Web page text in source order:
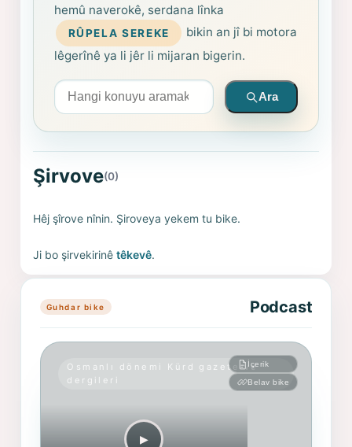
hemû naverokê, serdana lînka
RÛPELA SEREKE
bikin an jî bi motora
lêgerînê ya li jêr li mijaran bigerin.
Arama yapın
Ara
Şirvove(0)
Hêj şîrove nînin. Şiroveya yekem tu bike.
Ji bo şirvekirinêtêkevê.
Guhdar bike Podcast
Osmanlı dönemi Kürd gazete ve
dergileri
İçerik
Belav bike
▶︎